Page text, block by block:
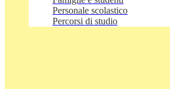
Personale scolastico
Percorsi di studio